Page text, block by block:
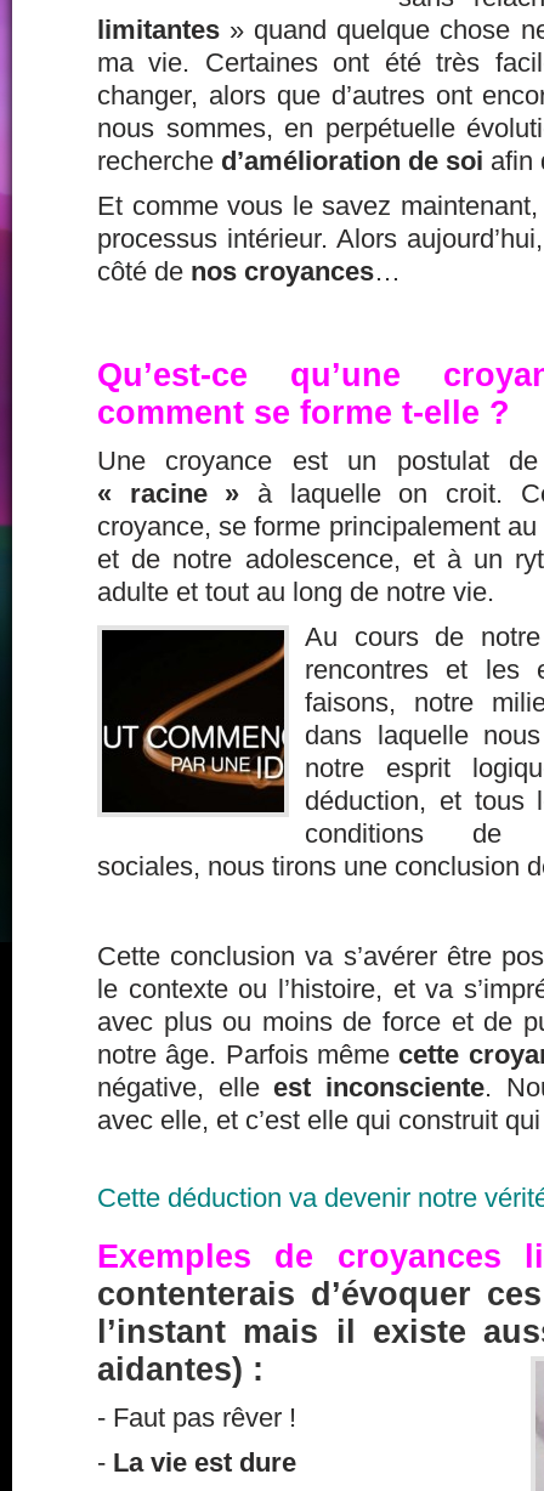
limitantes » quand quelque chose
ma vie. Certaines ont été très
changer, alors que d’autres ont
nous sommes, en perpétuelle
recherche d’amélioration de soi afin
Et comme vous le savez
processus intérieur. Alors
côté de nos croyances…
Qu’est-ce qu’une
comment se forme t-elle ?
Une croyance est un postulat
« racine » à laquelle on croit.
croyance, se forme principalement
et de notre adolescence, et à un
adulte et tout au long de notre vie.
Au cours de
rencontres et les
faisons, notre
dans laquelle
notre esprit
déduction, et tous
conditions
sociales, nous tirons une conclusion
Cette conclusion va s’avérer être
le contexte ou l’histoire, et va
avec plus ou moins de force et de
notre âge. Parfois mêmecette
négative, elleest inconsciente.
avec elle, et c’est elle qui construit
Cette déduction va devenir notre
Exemples de croyances
contenterais d’évoquer
l’instant mais il existe
aidantes) :
- Faut pas rêver !
- La vie est dure